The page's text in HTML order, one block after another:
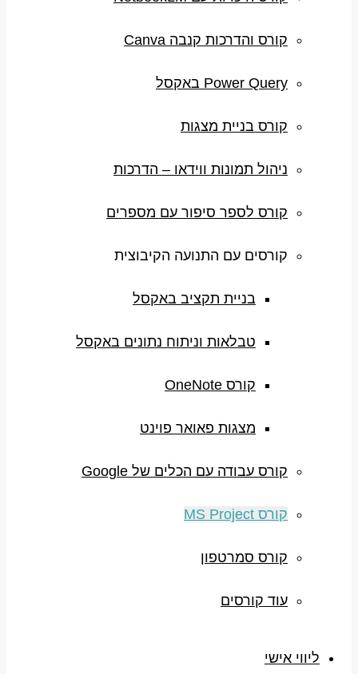
קורס והדרכות קנבה Canva
Power Query באקסל
קורס בניית מצגות
ניהול תמונות ווידאו – הדרכות
קורס לספר סיפור עם מספרים
קורסים עם התנועה הקיבוצית
בניית תקציב באקסל
טבלאות וניתוח נתונים באקסל
קורס OneNote
מצגות פאואר פוינט
קורס עבודה עם הכלים של Google
קורס MS Project
קורס סמרטפון
עוד קורסים
ליווי אישי